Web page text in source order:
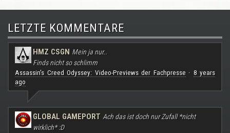
LETZTE KOMMENTARE
HMZ CSGN Mein ja nur..
Finds nicht so schlimm
Assassin's Creed Odyssey: Video-Previews der Fachpresse· 8 years
ago
GLOBAL GAMEPORT Ach das ist doch nur Zufall *nicht
wirklich* :D